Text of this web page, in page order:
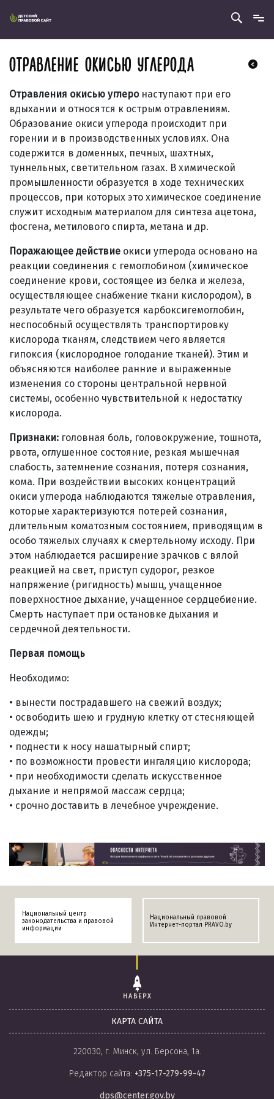
ОТРАВЛЕНИЕ ОКИСЬЮ УГЛЕРОДА
Отравления окисью углеронаступают при его
вдыхании и относятся к острым отравлениям.
Образование окиси углерода происходит при
горении и в производственных условиях. Она
содержится в доменных, печных, шахтных,
туннельных, светительном газах. В химической
промышленности образуется в ходе технических
процессов, при которых это химическое соединение
служит исходным материалом для синтеза ацетона,
фосгена, метилового спирта, метана и др.
Поражающее действие окиси углерода основано на
реакции соединения с гемоглобином (химическое
соединение крови, состоящее из белка и железа,
осуществляющее снабжение ткани кислородом), в
результате чего образуется карбоксигемоглобин,
неспособный осуществлять транспортировку
кислорода тканям, следствием чего является
гипоксия (кислородное голодание тканей). Этим и
объясняются наиболее ранние и выраженные
изменения со стороны центральной нервной
системы, особенно чувствительной к недостатку
кислорода.
Признаки: головная боль, головокружение, тошнота,
рвота, оглушенное состояние, резкая мышечная
слабость, затемнение сознания, потеря сознания,
кома. При воздействии высоких концентраций
окиси углерода наблюдаются тяжелые отравления,
которые характеризуются потерей сознания,
длительным коматозным состоянием, приводящим в
особо тяжелых случаях к смертельному исходу. При
этом наблюдается расширение зрачков с вялой
реакцией на свет, приступ судорог, резкое
напряжение (ригидность) мышц, учащенное
поверхностное дыхание, учащенное сердцебиение.
Смерть наступает при остановке дыхания и
сердечной деятельности.
Первая помощь
Необходимо:
• вынести пострадавшего на свежий воздух;
• освободить шею и грудную клетку от стесняющей
одежды;
• поднести к носу нашатырный спирт;
• по возможности провести ингаляцию кислорода;
• при необходимости сделать искусственное
дыхание и непрямой массаж сердца;
• срочно доставить в лечебное учреждение.
Национальный центр
законодательства и правовой
информации
Национальный правовой
Интернет-портал PRAVO.by
НАВЕРХ
КАРТА САЙТА
220030, г. Минск, ул. Берсона, 1а.
Редактор сайта: +375-17-279-99-47
dps@center.gov.by